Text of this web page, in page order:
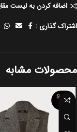
اضافه کردن به لیست
اشتراک گذاری :
محصولات مشابه
SOLD
OUT